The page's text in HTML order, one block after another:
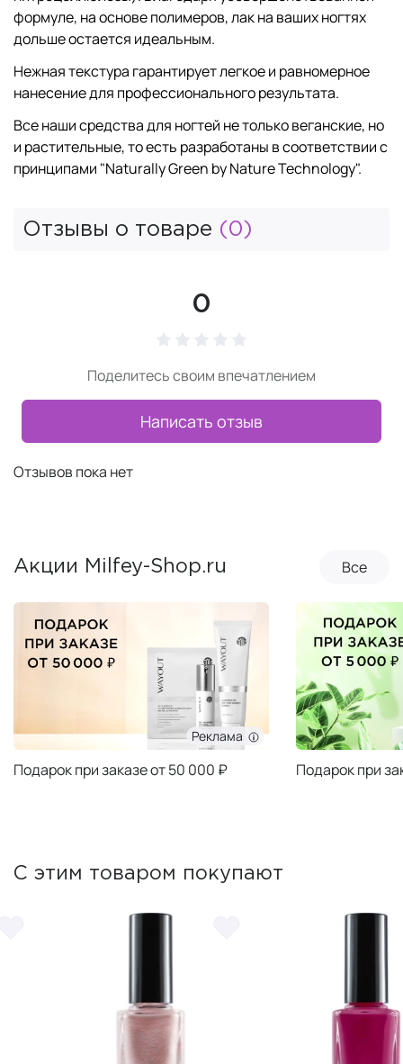
формуле, на основе полимеров, лак на ваших ногтях
дольше остается идеальным.
Нежная текстура гарантирует легкое и равномерное
нанесение для профессионального результата.
Все наши средства для ногтей не только веганские, но
и растительные, то есть разработаны в соответствии с
принципами "Naturally Green by Nature Technology".
Отзывы о товаре (0)
0
Поделитесь своим впечатлением
Написать отзыв
Отзывов пока нет
Акции Milfey-Shop.ru Все
Реклама
Подарок при заказе от 50 000 ₽ Подарок при
С этим товаром покупают